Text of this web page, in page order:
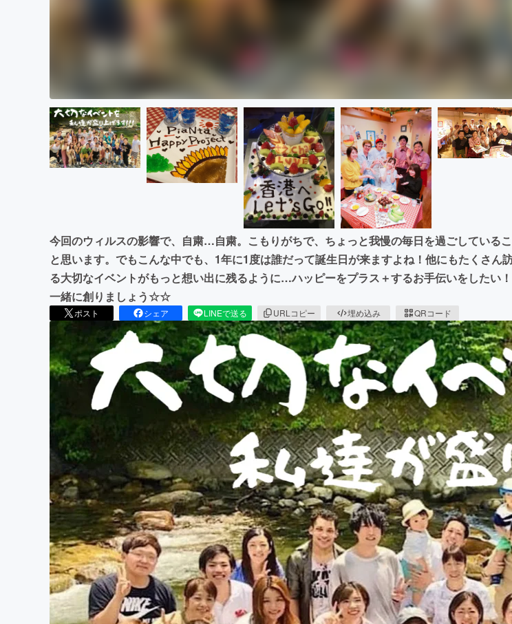
今回のウィルスの影響で、自粛…自粛。こもりがちで、ちょっと我慢の毎日を過ごしている
と思います。でもこんな中でも、1年に1度は誰だって誕生日が来ますよね！他にもたくさん
る大切なイベントがもっと想い出に残るように…ハッピーをプラス＋するお手伝いをしたい！
一緒に創りましょう☆☆
ポスト シェア LINEで送る URLコピー 埋め込み QRコード